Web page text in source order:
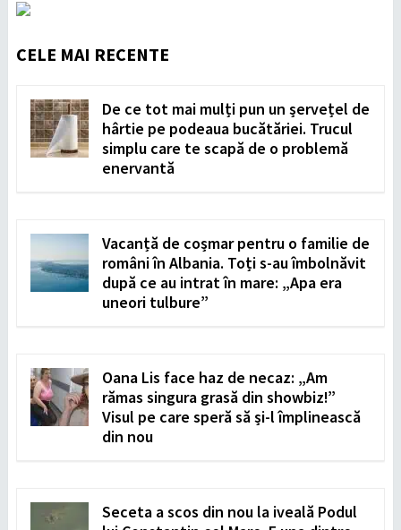
CELE MAI RECENTE
De ce tot mai mulți pun un șervețel de
hârtie pe podeaua bucătăriei. Trucul
simplu care te scapă de o problemă
enervantă
Vacanță de coșmar pentru o familie de
români în Albania. Toți s-au îmbolnăvit
după ce au intrat în mare: „Apa era
uneori tulbure”
Oana Lis face haz de necaz: „Am
rămas singura grasă din showbiz!”
Visul pe care speră să și-l împlinească
din nou
Seceta a scos din nou la iveală Podul